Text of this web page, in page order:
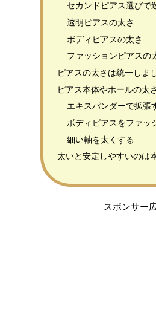
セカンドピアス選びで
透明ピアスの太さ
ボディピアスの太さ
ファッションピアスの
ピアスの太さは統一しま
ピアス本体やホールの太
エキスパンダーで拡張
ボディピアスをファッ
細い軸を太くする
太いと安定しやすいのは
スポンサー